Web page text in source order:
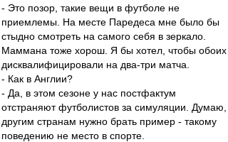
- Это позор, такие вещи в футболе не
приемлемы. На месте Паредеса мне было бы
стыдно смотреть на самого себя в зеркало.
Маммана тоже хорош. Я бы хотел, чтобы обоих
дисквалифицировали на два-три матча.
- Как в Англии?
- Да, в этом сезоне у нас постфактум
отстраняют футболистов за симуляции. Думаю,
другим странам нужно брать пример - такому
поведению не место в спорте.